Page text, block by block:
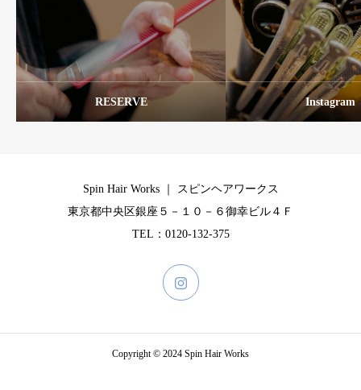
RESERVE Instagram
Spin Hair Works ｜ スピンヘアワークス
東京都中央区銀座５－１０－６御幸ビル４Ｆ
TEL：0120-132-375
Copyright © 2024 Spin Hair Works